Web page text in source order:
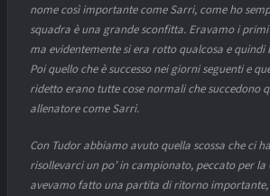
nome così importante come Sarri, come ho
squadra è una grande sconfitta. Eravamo i
ma evidentemente si era rotto qualcosa e
Poi quello che è successo nei giorni seguenti e
ridetto erano tutte cose normali che succedono
allenatore come Sarri.
Con Tudor abbiamo avuto quella scossa che ci
risollevarci un po’ in campionato, peccato per la
avevamo fatto una partita di ritorno importante,